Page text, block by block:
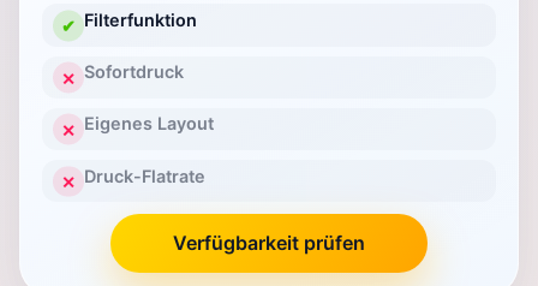
✔ Filterfunktion
✕ Sofortdruck
✕ Eigenes Layout
✕ Druck-Flatrate
Verfügbarkeit prüfen